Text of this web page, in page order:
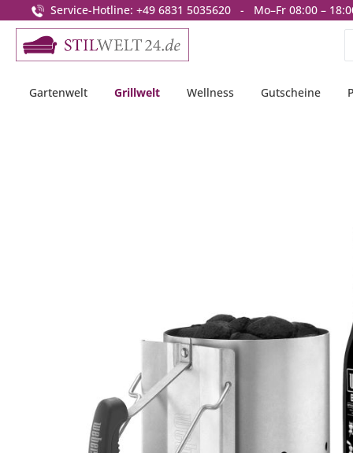
Zur Hauptnavigation springen
Service-Hotline: +49 6831 5035620 - Mo–Fr 08:00 –
Gartenwelt Grillwelt Wellness Gutscheine